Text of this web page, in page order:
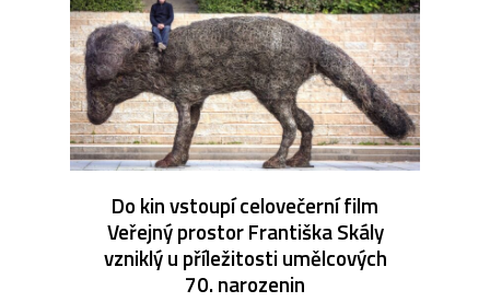
Do kin vstoupí celovečerní film
Veřejný prostor Františka Skály
vzniklý u příležitosti umělcových
70. narozenin